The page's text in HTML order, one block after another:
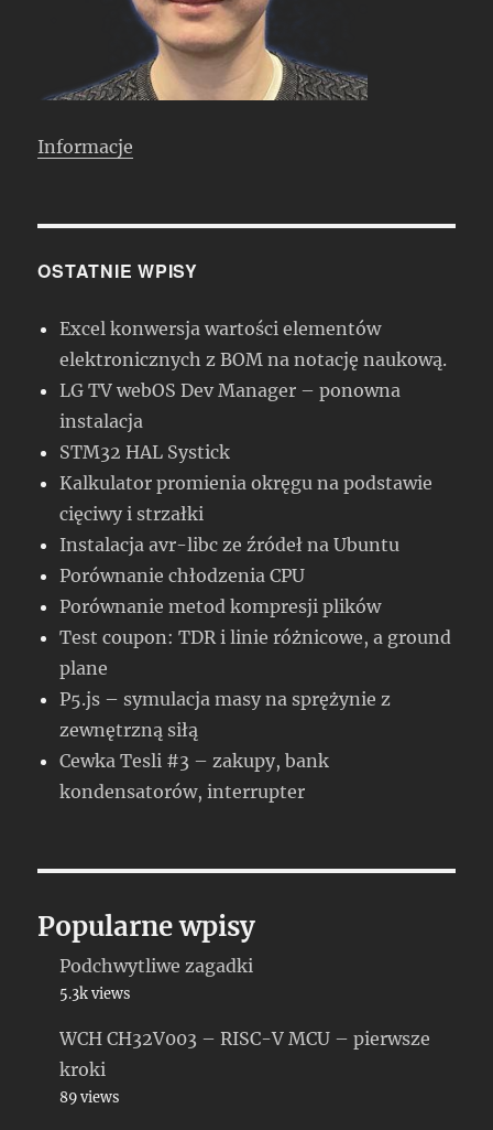
Informacje
OSTATNIE WPISY
Excel konwersja wartości elementów
elektronicznych z BOM na notację naukową.
LG TV webOS Dev Manager – ponowna
instalacja
STM32 HAL Systick
Kalkulator promienia okręgu na podstawie
cięciwy i strzałki
Instalacja avr-libc ze źródeł na Ubuntu
Porównanie chłodzenia CPU
Porównanie metod kompresji plików
Test coupon: TDR i linie różnicowe, a ground
plane
P5.js – symulacja masy na sprężynie z
zewnętrzną siłą
Cewka Tesli #3 – zakupy, bank
kondensatorów, interrupter
Popularne wpisy
Podchwytliwe zagadki
5.3k views
WCH CH32V003 – RISC-V MCU – pierwsze
kroki
89 views